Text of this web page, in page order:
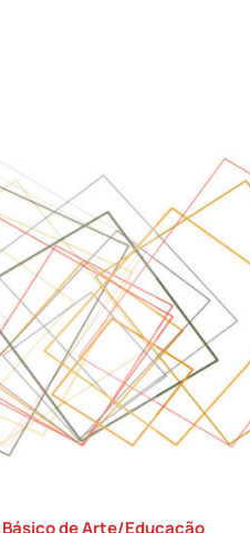
de Arte/Educação